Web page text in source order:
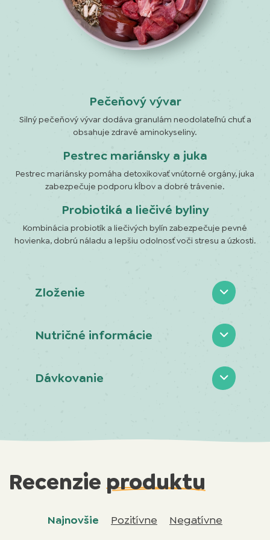
Pečeňový vývar
Silný pečeňový vývar dodáva granulám neodolateľnú chuť a
obsahuje zdravé aminokyseliny.
Pestrec mariánsky a juka
Pestrec mariánsky pomáha detoxikovať vnútorné orgány, juka
zabezpečuje podporu kĺbov a dobré trávenie.
Probiotiká a liečivé byliny
Kombinácia probiotík a liečivých bylín zabezpečuje pevné
hovienka, dobrú náladu a lepšiu odolnosť voči stresu a úzkosti.
Zloženie
Nutričné informácie
Dávkovanie
Recenzieproduktu
Najnovšie Pozitívne Negatívne